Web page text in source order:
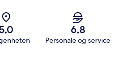
6,8
Personale og service